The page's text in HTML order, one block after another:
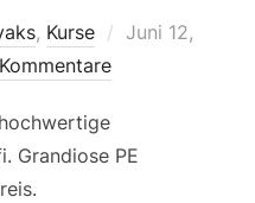
, Kurse
Veröffentlicht
Juni 12,
Grandiose PE